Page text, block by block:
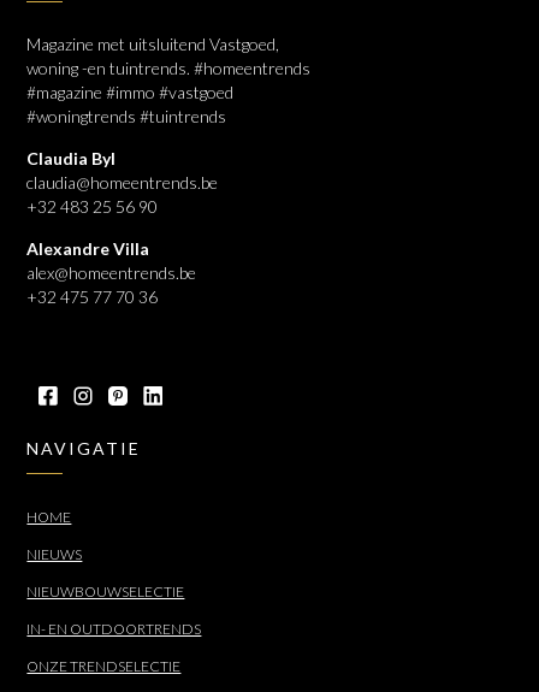
Magazine met uitsluitend Vastgoed,
woning -en tuintrends. #homeentrends
#magazine #immo #vastgoed
#woningtrends #tuintrends
Claudia Byl
claudia@homeentrends.be
+32 483 25 56 90
Alexandre Villa
alex@homeentrends.be
+32 475 77 70 36
NAVIGATIE
HOME
NIEUWS
NIEUWBOUWSELECTIE
IN- EN OUTDOORTRENDS
ONZE TRENDSELECTIE